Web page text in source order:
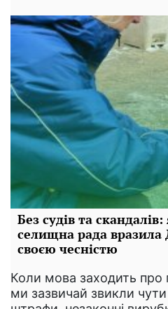
Без судів та
селищна рада вразила
своєю чесністю
Коли мова заходить про
ми зазвичай звикли чути